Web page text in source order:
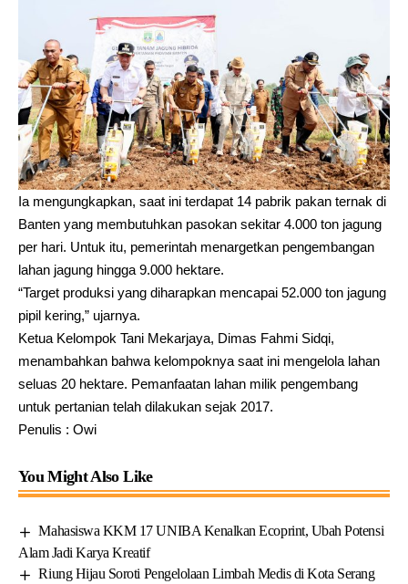
Ia mengungkapkan, saat ini terdapat 14 pabrik pakan ternak di
Banten yang membutuhkan pasokan sekitar 4.000 ton jagung
per hari. Untuk itu, pemerintah menargetkan pengembangan
lahan jagung hingga 9.000 hektare.
“Target produksi yang diharapkan mencapai 52.000 ton jagung
pipil kering,” ujarnya.
Ketua Kelompok Tani Mekarjaya, Dimas Fahmi Sidqi,
menambahkan bahwa kelompoknya saat ini mengelola lahan
seluas 20 hektare. Pemanfaatan lahan milik pengembang
untuk pertanian telah dilakukan sejak 2017.
Penulis : Owi
You Might Also Like
Mahasiswa KKM 17 UNIBA Kenalkan Ecoprint, Ubah Potensi
Alam Jadi Karya Kreatif
Riung Hijau Soroti Pengelolaan Limbah Medis di Kota Serang